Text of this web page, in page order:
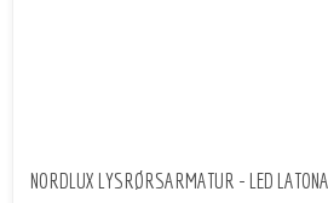
NORDLUX LYSRØRSARMATUR - LED LATONA